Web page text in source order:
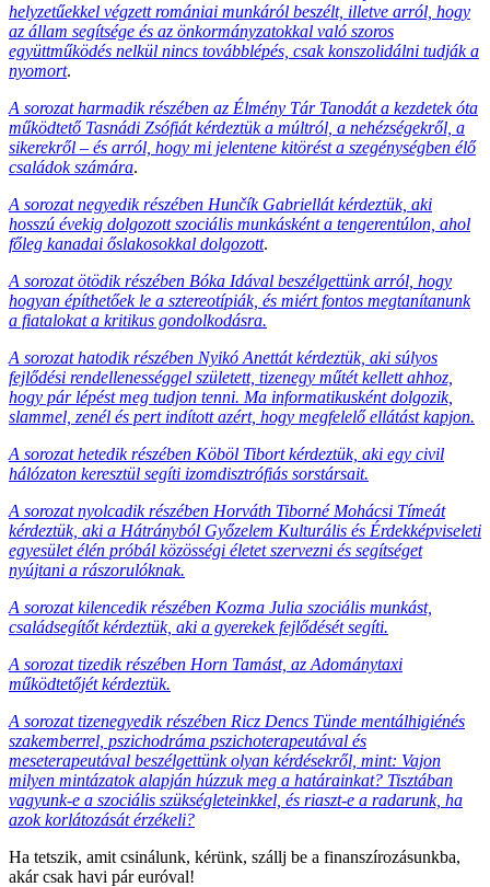
helyzetűekkel végzett romániai munkáról beszélt, illetve arról, hogy
az állam segítsége és az önkormányzatokkal való szoros
együttműködés nelkül nincs továbblépés, csak konszolidálni tudják a
nyomort.
A sorozat harmadik részében az Élmény Tár Tanodát a kezdetek óta
működtető Tasnádi Zsófiát kérdeztük a múltról, a nehézségekről, a
sikerekről – és arról, hogy mi jelentene kitörést a szegénységben élő
családok számára.
A sorozat negyedik részében Hunčík Gabriellát kérdeztük, aki
hosszú évekig dolgozott szociális munkásként a tengerentúlon, ahol
főleg kanadai őslakosokkal dolgozott.
A sorozat ötödik részében Bóka Idával beszélgettünk arról, hogy
hogyan építhetőek le a sztereotípiák, és miért fontos megtanítanunk
a fiatalokat a kritikus gondolkodásra.
A sorozat hatodik részében Nyikó Anettát kérdeztük, aki súlyos
fejlődési rendellenességgel született, tizenegy műtét kellett ahhoz,
hogy pár lépést meg tudjon tenni. Ma informatikusként dolgozik,
slammel, zenél és pert indított azért, hogy megfelelő ellátást kapjon.
A sorozat hetedik részében Köböl Tibort kérdeztük, aki egy civil
hálózaton keresztül segíti izomdisztrófiás sorstársait.
A sorozat nyolcadik részében Horváth Tiborné Mohácsi Tímeát
kérdeztük, aki a Hátrányból Győzelem Kulturális és Érdekképviseleti
egyesület élén próbál közösségi életet szervezni és segítséget
nyújtani a rászorulóknak.
A sorozat kilencedik részében Kozma Julia szociális munkást,
családsegítőt kérdeztük, aki a gyerekek fejlődését segíti.
A sorozat tizedik részében Horn Tamást, az Adománytaxi
működtetőjét kérdeztük.
A sorozat tizenegyedik részében Ricz Dencs Tünde mentálhigiénés
szakemberrel, pszichodráma pszichoterapeutával és
meseterapeutával beszélgettünk olyan kérdésekről, mint: Vajon
milyen mintázatok alapján húzzuk meg a határainkat? Tisztában
vagyunk-e a szociális szükségleteinkkel, és riaszt-e a radarunk, ha
azok korlátozását érzékeli?
Ha tetszik, amit csinálunk, kérünk, szállj be a finanszírozásunkba,
akár csak havi pár euróval!